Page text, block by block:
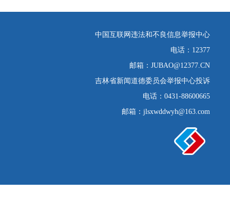
中国互联网违法和不良信息举报中心
电话：12377
邮箱：JUBAO@12377.CN
吉林省新闻道德委员会举报中心投诉
电话：0431-88600665
邮箱：jlsxwddwyh@163.com